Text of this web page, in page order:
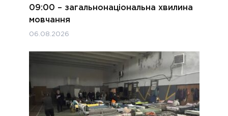
09:00 – загальнонаціональна хвилина
мовчання
06.08.2026